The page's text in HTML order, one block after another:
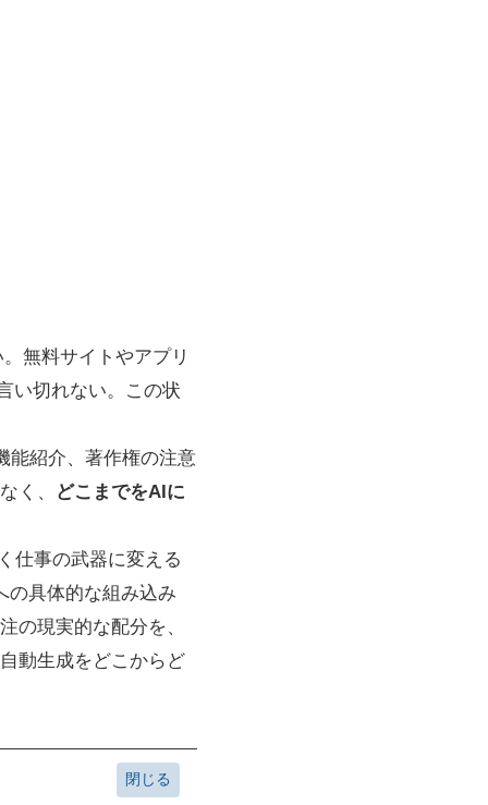
無料サイトやアプリ
い切れない。この状
能紹介、著作権の注意
く、
どこまでをAIに
仕事の武器に変える
の具体的な組み込み
の現実的な配分を、
動生成をどこからど